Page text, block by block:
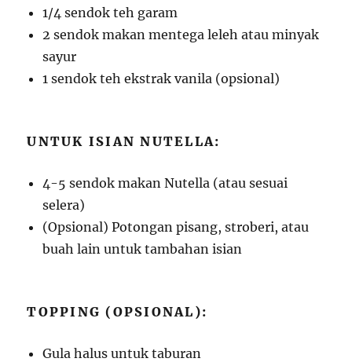
1/4 sendok teh garam
2 sendok makan mentega leleh atau minyak
sayur
1 sendok teh ekstrak vanila (opsional)
UNTUK ISIAN NUTELLA:
4-5 sendok makan Nutella (atau sesuai
selera)
(Opsional) Potongan pisang, stroberi, atau
buah lain untuk tambahan isian
TOPPING (OPSIONAL):
Gula halus untuk taburan